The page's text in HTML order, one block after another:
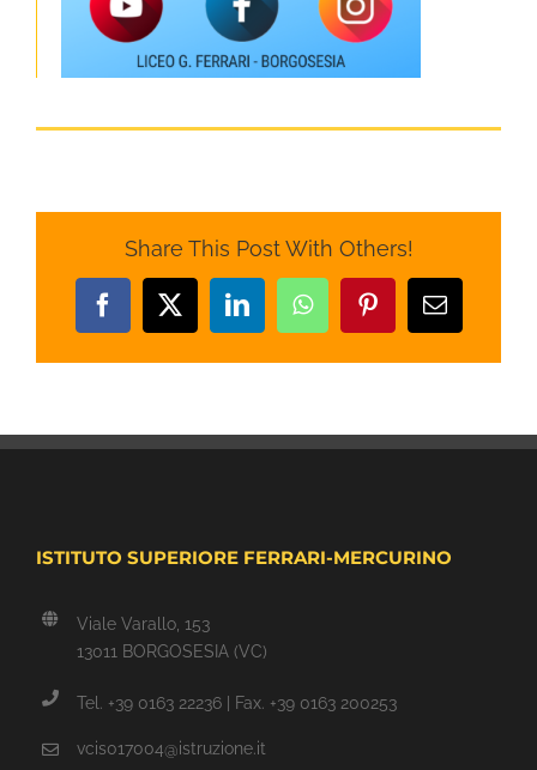
Share This Post With Others!
Facebook
X LinkedInWhatsAppPinterestEmail
ISTITUTO SUPERIORE FERRARI-MERCURINO
Viale Varallo, 153
13011 BORGOSESIA (VC)
Tel. +39 0163 22236 | Fax. +39 0163 200253
vcis017004@istruzione.it